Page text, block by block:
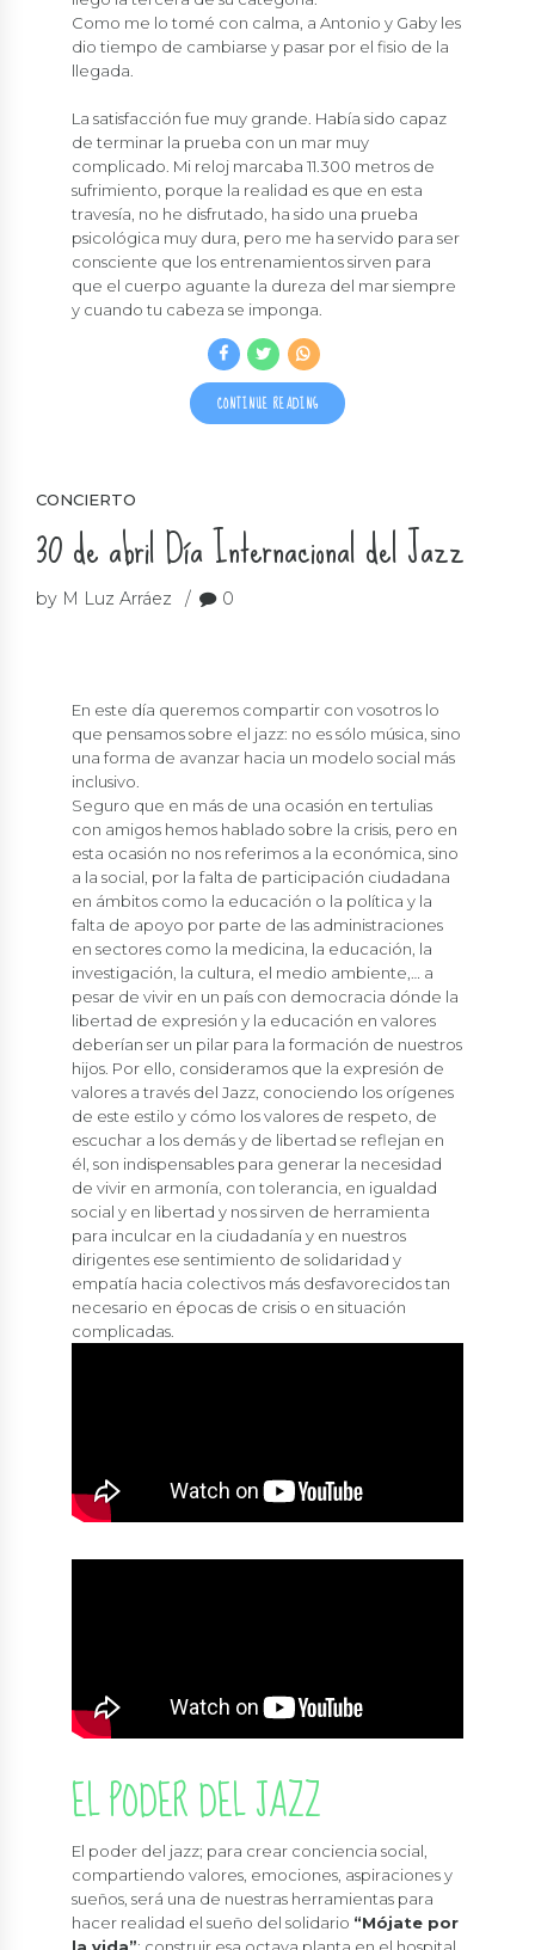
Como me lo tomé con calma, a Antonio y Gaby les
dio tiempo de cambiarse y pasar por el fisio de la
llegada.
La satisfacción fue muy grande. Había sido capaz
de terminar la prueba con un mar muy
complicado. Mi reloj marcaba 11.300 metros de
sufrimiento, porque la realidad es que en esta
travesía, no he disfrutado, ha sido una prueba
psicológica muy dura, pero me ha servido para ser
consciente que los entrenamientos sirven para
que el cuerpo aguante la dureza del mar siempre
y cuando tu cabeza se imponga.
CONTINUE READING
CONCIERTO
30 de abril Día Internacional del Jazz
by M Luz Arráez 0
En este día queremos compartir con vosotros lo
que pensamos sobre el jazz: no es sólo música, sino
una forma de avanzar hacia un modelo social más
inclusivo.
Seguro que en más de una ocasión en tertulias
con amigos hemos hablado sobre la crisis, pero en
esta ocasión no nos referimos a la económica, sino
a la social, por la falta de participación ciudadana
en ámbitos como la educación o la política y la
falta de apoyo por parte de las administraciones
en sectores como la medicina, la educación, la
investigación, la cultura, el medio ambiente,… a
pesar de vivir en un país con democracia dónde la
libertad de expresión y la educación en valores
deberían ser un pilar para la formación de nuestros
hijos. Por ello, consideramos que la expresión de
valores a través del Jazz, conociendo los orígenes
de este estilo y cómo los valores de respeto, de
escuchar a los demás y de libertad se reflejan en
él, son indispensables para generar la necesidad
de vivir en armonía, con tolerancia, en igualdad
social y en libertad y nos sirven de herramienta
para inculcar en la ciudadanía y en nuestros
dirigentes ese sentimiento de solidaridad y
empatía hacia colectivos más desfavorecidos tan
necesario en épocas de crisis o en situación
complicadas.
EL PODER DEL JAZZ
El poder del jazz; para crear conciencia social,
compartiendo valores, emociones, aspiraciones y
sueños, será una de nuestras herramientas para
hacer realidad el sueño del solidario “Mójate por
la vida”: construir esa octava planta en el hospital